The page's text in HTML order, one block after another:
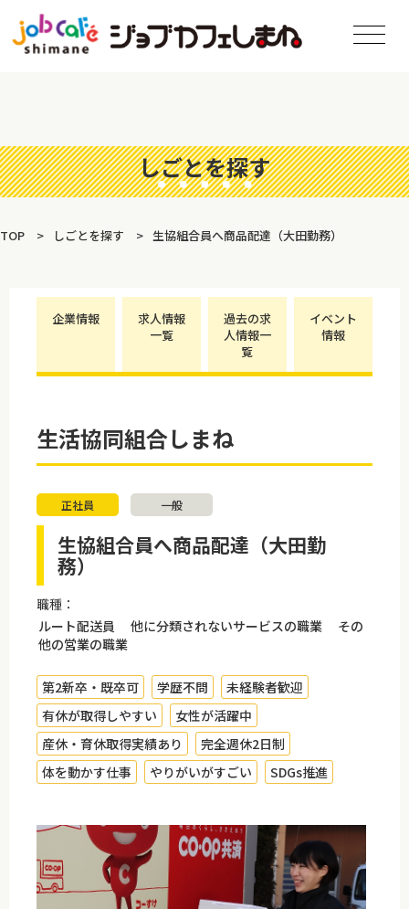
しごとを探す
TOP しごとを探す 生協組合員へ商品配達（大田勤務）
企業情報
求人情報
一覧
過去の求
人情報一
覧
イベント
情報
生活協同組合しまね
正社員 一般
生協組合員へ商品配達（大田勤
務）
職種：
ルート配送員 他に分類されないサービスの職業 その
他の営業の職業
第2新卒・既卒可 学歴不問
未経験者歓迎
有休が取得しやすい
女性が活躍中
産休・育休取得実績あり
完全週休2日制
体を動かす仕事
やりがいがすごい SDGs推進